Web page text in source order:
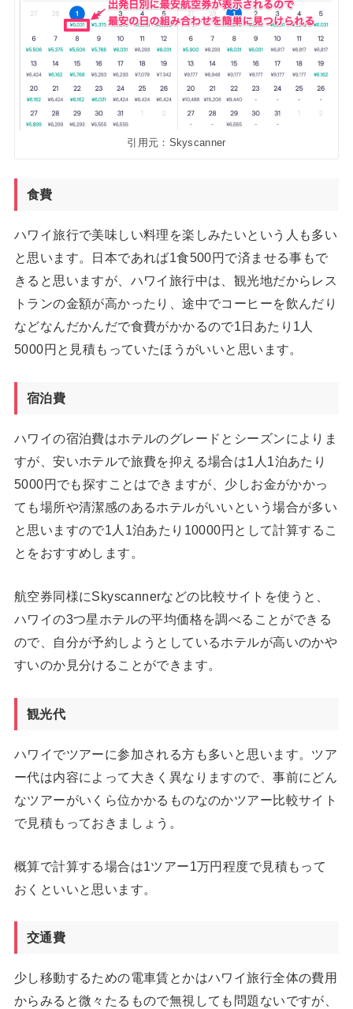
引用元：Skyscanner
食費
ハワイ旅行で美味しい料理を楽しみたいという人も多い
と思います。日本であれば1食500円で済ませる事もで
きると思いますが、ハワイ旅行中は、観光地だからレス
トランの金額が高かったり、途中でコーヒーを飲んだり
などなんだかんだで食費がかかるので1日あたり1人
5000円と見積もっていたほうがいいと思います。
宿泊費
ハワイの宿泊費はホテルのグレードとシーズンによりま
すが、安いホテルで旅費を抑える場合は1人1泊あたり
5000円でも探すことはできますが、少しお金がかかっ
ても場所や清潔感のあるホテルがいいという場合が多い
と思いますので1人1泊あたり10000円として計算するこ
とをおすすめします。
航空券同様にSkyscannerなどの比較サイトを使うと、
ハワイの3つ星ホテルの平均価格を調べることができる
ので、自分が予約しようとしているホテルが高いのかや
すいのか見分けることができます。
観光代
ハワイでツアーに参加される方も多いと思います。ツア
ー代は内容によって大きく異なりますので、事前にどん
なツアーがいくら位かかるものなのかツアー比較サイト
で見積もっておきましょう。
概算で計算する場合は1ツアー1万円程度で見積もって
おくといいと思います。
交通費
少し移動するための電車賃とかはハワイ旅行全体の費用
からみると微々たるもので無視しても問題ないですが、